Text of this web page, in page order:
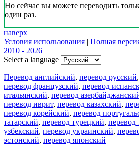
Но сейчас вы можете переводить
один раз.
наверх
Условия использования | Полная
2010 - 2026
Select a language
Перевод английский, перевод русский,
перевод французский, перевод
итальянский, перевод
перевод иврит, перевод казахский,
перевод корейский, перевод
татарский, перевод турецкий, перевод
узбекский, перевод украинский,
эстонский, перевод японский